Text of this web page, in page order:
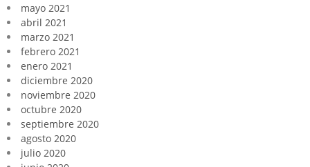
mayo 2021
abril 2021
marzo 2021
febrero 2021
enero 2021
diciembre 2020
noviembre 2020
octubre 2020
septiembre 2020
agosto 2020
julio 2020